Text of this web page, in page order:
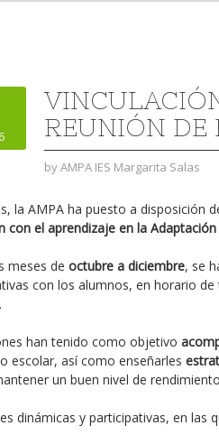
REUNIÓN DE
byAMPA IES Margarita Salas
la AMPA ha puesto a disposición
con el aprendizaje en la
meses de octubre a diciembre, se
con los alumnos, en horario
han tenido como objetivo
escolar, así como enseñarles
un buen nivel de
dinámicas y participativas, en las